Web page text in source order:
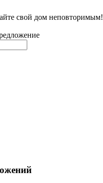
свой дом неповторимым!